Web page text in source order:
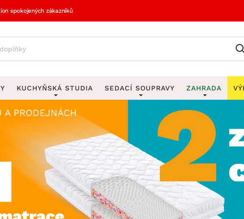
spokojených zákazníků
DEKORACE
Obrazy
Zrcadla
Hodiny
Vázy
Zobrazit vše
UKLÁDÁNÍ A
Věšáky na klíče
Stojany na deštníky
Stojany na noviny
Stojany na oblečení
Zobrazit vše
KUCHYŇSKÁ STUDIA SEDACÍ SOUPRAVY
Sedací soupravy do U
Rohové sedací soupravy
Sedací soupravy 3-2-1
Sedací soupravy na míru
ZAHRADA
Zahradní
Zahradní
Zahradní